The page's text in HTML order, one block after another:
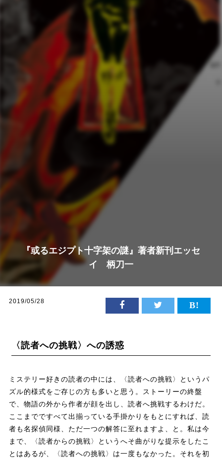
『或るエジプト十字架の謎』著者新刊エッセ
イ 柄刀一
2019/05/28
〈読者への挑戦〉への誘惑
ミステリー好きの読者の中には、〈読者への挑戦〉というパ
ズル的様式をご存じの方も多いと思う。ストーリーの終盤
で、物語の外から作者が顔を出し、読者へ挑戦するわけだ。
ここまでですべて出揃っている手掛かりをもとにすれば、読
者も名探偵同様、ただ一つの解答に至れますよ、と。私は今
まで、〈読者からの挑戦〉というへそ曲がりな提示をしたこ
とはあるが、〈読者への挑戦〉は一度もなかった。それを初